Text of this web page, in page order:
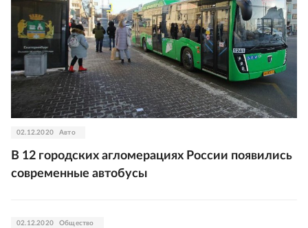
02.12.2020 Авто
В 12 городских агломерациях России появились
современные автобусы
02.12.2020 Общество